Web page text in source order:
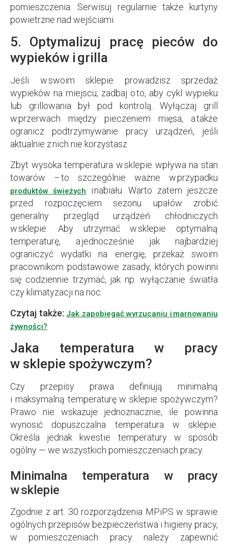
pomieszczenia. Serwisuj regularnie także kurtyny
powietrzne nad wejściami.
5. Optymalizuj pracę pieców do
wypieków i grilla
Jeśli w swoim sklepie prowadzisz sprzedaż
wypieków na miejscu, zadbaj o to, aby cykl wypieku
lub grillowania był pod kontrolą. Wyłączaj grill
w przerwach między pieczeniem mięsa, a także
ogranicz podtrzymywanie pracy urządzeń, jeśli
aktualnie z nich nie korzystasz.
Zbyt wysoka temperatura w sklepie wpływa na stan
towarów – to szczególnie ważne w przypadku
produktów świeżych
i nabiału. Warto zatem jeszcze
przed rozpoczęciem sezonu upałów zrobić
generalny przegląd urządzeń chłodniczych
w sklepie. Aby utrzymać w sklepie optymalną
temperaturę, a jednocześnie jak najbardziej
ograniczyć wydatki na energię, przekaż swoim
pracownikom podstawowe zasady, których powinni
się codziennie trzymać, jak np. wyłączanie światła
czy klimatyzacji na noc.
Czytaj także: Jak zapobiegać wyrzucaniu i marnowaniu
żywności?
Jaka temperatura w pracy
w sklepie spożywczym?
Czy przepisy prawa definiują minimalną
i maksymalną temperaturę w sklepie spożywczym?
Prawo nie wskazuje jednoznacznie, ile powinna
wynosić dopuszczalna temperatura w sklepie.
Określa jednak kwestie temperatury w sposób
ogólny — we wszystkich pomieszczeniach pracy.
Minimalna temperatura w pracy
w sklepie
Zgodnie z art. 30 rozporządzenia MPiPS w sprawie
ogólnych przepisów bezpieczeństwa i higieny pracy,
w pomieszczeniach pracy należy zapewnić